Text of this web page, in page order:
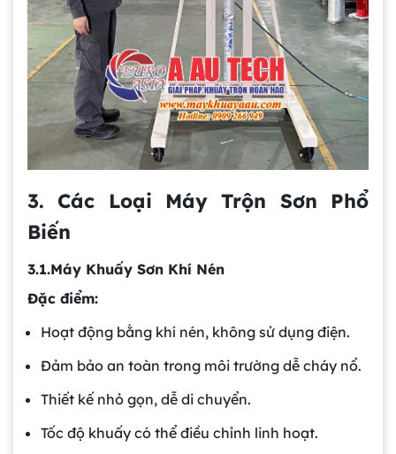
3. Các Loại Máy Trộn Sơn Phổ
Biến
3.1.Máy Khuấy Sơn Khí Nén
Đặc điểm:
Hoạt động bằng khí nén, không sử dụng điện.
Đảm bảo an toàn trong môi trường dễ cháy nổ.
Thiết kế nhỏ gọn, dễ di chuyển.
Tốc độ khuấy có thể điều chỉnh linh hoạt.